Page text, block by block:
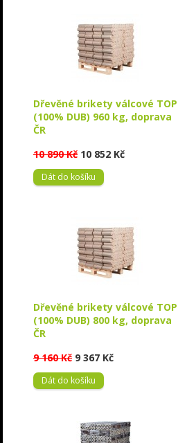
Dřevěné brikety válcové TOP
(100% DUB) 960 kg, doprava
ČR
10 890 Kč 10 852 Kč
Dát do košíku
Dřevěné brikety válcové TOP
(100% DUB) 800 kg, doprava
ČR
9 160 Kč 9 367 Kč
Dát do košíku